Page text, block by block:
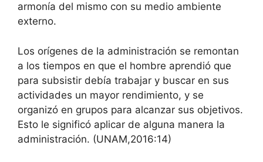
armonía del mismo con su medio ambiente
externo.
Los orígenes de la administración se remontan
a los tiempos en que el hombre aprendió que
para subsistir debía trabajar y buscar en sus
actividades un mayor rendimiento, y se
organizó en grupos para alcanzar sus objetivos.
Esto le significó aplicar de alguna manera la
administración. (UNAM,2016:14)